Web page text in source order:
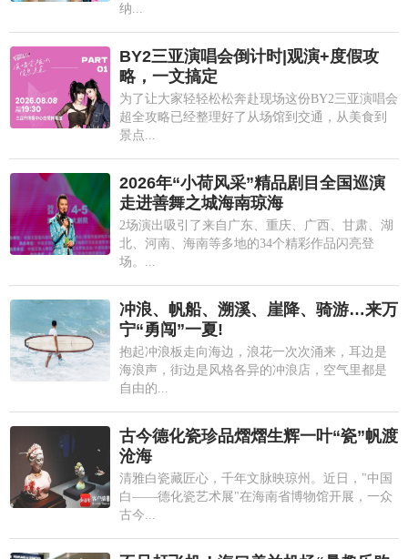
纳...
BY2三亚演唱会倒计时|观演+度假攻
略，一文搞定
为了让大家轻轻松松奔赴现场这份BY2三亚演唱会
超全攻略已经整理好了从场馆到交通，从美食到
景点...
2026年“小荷风采”精品剧目全国巡演
走进善舞之城海南琼海
2场演出吸引了来自广东、重庆、广西、甘肃、湖
北、河南、海南等多地的34个精彩作品闪亮登
场。...
冲浪、帆船、溯溪、崖降、骑游…来万
宁“勇闯”一夏!
抱起冲浪板走向海边，浪花一次次涌来，耳边是
海浪声，街边是风格各异的冲浪店，空气里都是
自由的...
古今德化瓷珍品熠熠生辉一叶“瓷”帆渡
沧海
清雅白瓷藏匠心，千年文脉映琼州。近日，"中国
白——德化瓷艺术展"在海南省博物馆开展，一众
古今...